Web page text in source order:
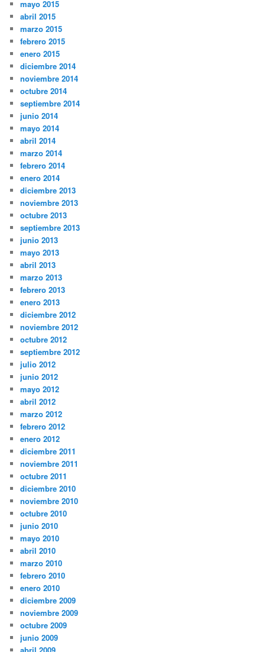
mayo 2015
abril 2015
marzo 2015
febrero 2015
enero 2015
diciembre 2014
noviembre 2014
octubre 2014
septiembre 2014
junio 2014
mayo 2014
abril 2014
marzo 2014
febrero 2014
enero 2014
diciembre 2013
noviembre 2013
octubre 2013
septiembre 2013
junio 2013
mayo 2013
abril 2013
marzo 2013
febrero 2013
enero 2013
diciembre 2012
noviembre 2012
octubre 2012
septiembre 2012
julio 2012
junio 2012
mayo 2012
abril 2012
marzo 2012
febrero 2012
enero 2012
diciembre 2011
noviembre 2011
octubre 2011
diciembre 2010
noviembre 2010
octubre 2010
junio 2010
mayo 2010
abril 2010
marzo 2010
febrero 2010
enero 2010
diciembre 2009
noviembre 2009
octubre 2009
junio 2009